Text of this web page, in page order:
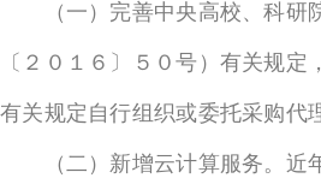
（一）完善中央高校、科研院
〔２０１６〕５０号）有关规
有关规定自行组织或委托采购代
（二）新增云计算服务。近年